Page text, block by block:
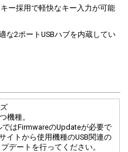
ー採用で軽快なキー入力が可能
な2ポートUSBハブを内蔵してい
機種。
はFirmwareのUpdateが必要で
イトから使用機種のUSB関連の
デートを行ってください。